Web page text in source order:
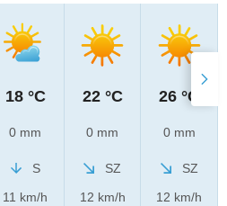
18 °C
0 mm
S
11 km/h
22 °C
0 mm
SZ
12 km/h
26 °C
0 mm
SZ
12 km/h